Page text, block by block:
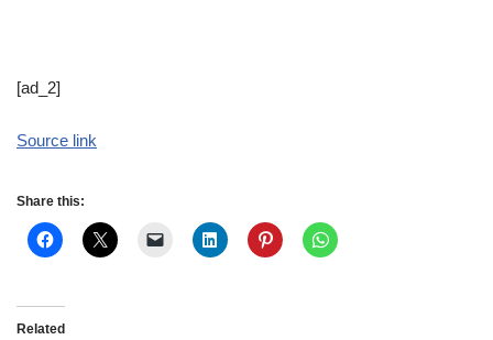
[ad_2]
Source link
Share this:
Related